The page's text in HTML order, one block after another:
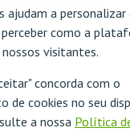
ajudam a personalizar
perceber como a
visitantes.
concorda com o
de cookies no seu
a nossa Política
AGRAMONTE